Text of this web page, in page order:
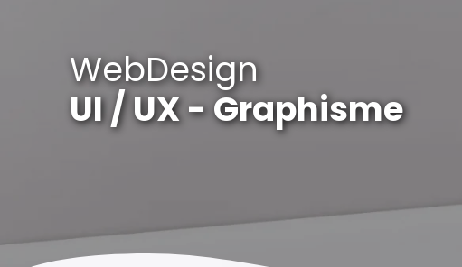
WebDesign
UI / UX - Graphisme